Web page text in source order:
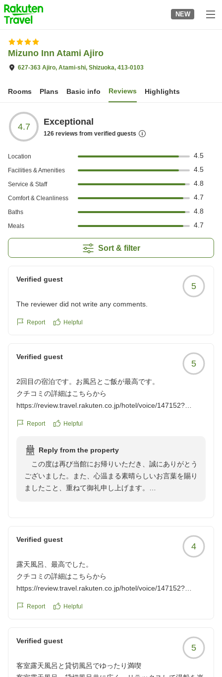
to
top
page
NEW
Mizuno Inn Atami Ajiro
627-363 Ajiro, Atami-shi, Shizuoka, 413-0103
Rooms Plans Basic info Reviews Highlights
4.7 Exceptional
126 reviews from verified guests
Location 4.5
Facilities & Amenities 4.5
Service & Staff 4.8
Comfort & Cleanliness 4.7
Baths 4.8
Meals 4.7
Sort & filter
Verified guest
5
The reviewer did not write any comments.
Report Helpful
Verified guest
5
2回目の宿泊です。お風呂とご飯が最高です。
クチコミの詳細はこちらから
https://review.travel.rakuten.co.jp/hotel/voice/147152?
Report Helpful
Reply from the property
この度は再び当館にお帰りいただき、誠にありがとう
ございました。また、心温まる素晴らしいお言葉を賜り
ましたこと、重ねて御礼申し上げます。
る喜びはございません。お寄せいただきましたお言葉を
励みに、慢心することなく、より一層洗練されたおもて
なしの研鑽に努めてまいります。
す。旅の疲れを癒やす静寂と、最高のおもてなしを用意
支配人 大石
Verified guest
4
露天風呂、最高でした。
クチコミの詳細はこちらから
https://review.travel.rakuten.co.jp/hotel/voice/147152?
Report Helpful
Verified guest
5
客室露天風呂と貸切風呂でゆったり満喫